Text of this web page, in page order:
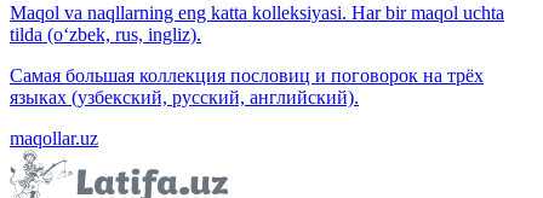
Maqol va naqllarning eng katta kolleksiyasi. Har bir maqol uchta
tilda (o‘zbek, rus, ingliz).
Самая большая коллекция пословиц и поговорок на трёх
языках (узбекский, русский, английский).
maqollar.uz